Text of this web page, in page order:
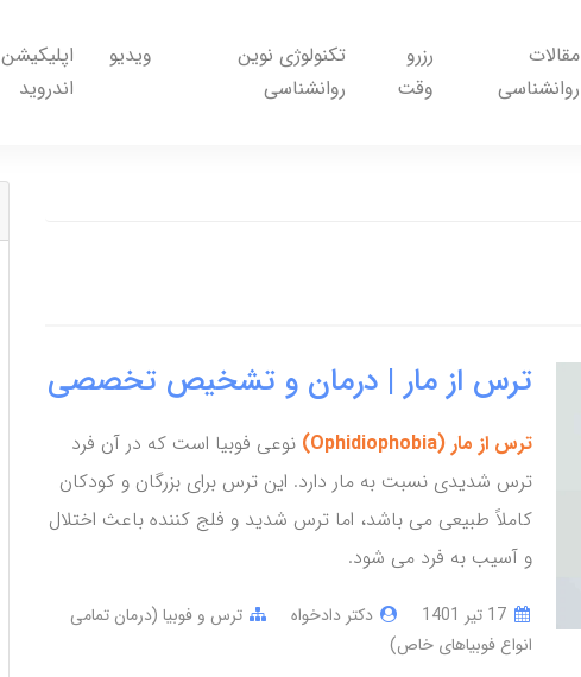
مقالات
روانشناسی
رزرو
وقت
تکنولوژی نوین
روانشناسی
ویدیو
اپلیکیشن
اندروید
ترس از مار | درمان و تشخیص تخصصی
ترس از مار (Ophidiophobia)
نوعی فوبیا است که در آن فرد
ترس شدیدی نسبت به مار دارد. این ترس برای بزرگان و کودکان
کاملاً طبیعی می باشد، اما ترس شدید و فلج کننده باعث اختلال
و آسیب به فرد می شود.
دکتر دادخواه
ترس و فوبیا (درمان تمامی
انواع فوبیاهای خاص)